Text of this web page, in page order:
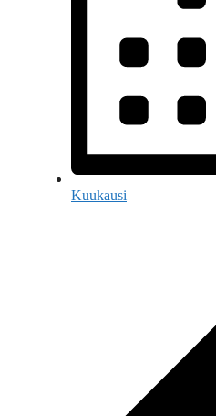
Kuukausi